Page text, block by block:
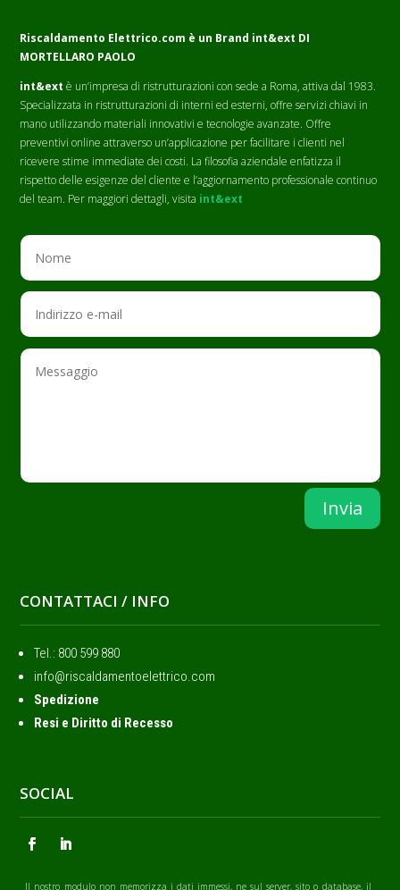
Riscaldamento Elettrico.com è un Brand int&ext DI
MORTELLARO PAOLO
int&ext è un’impresa di ristrutturazioni con sede a Roma, attiva dal 1983.
Specializzata in ristrutturazioni di interni ed esterni, offre servizi chiavi in
mano utilizzando materiali innovativi e tecnologie avanzate. Offre
preventivi online attraverso un’applicazione per facilitare i clienti nel
ricevere stime immediate dei costi. La filosofia aziendale enfatizza il
rispetto delle esigenze del cliente e l’aggiornamento professionale continuo
del team. Per maggiori dettagli, visita int&ext
Invia
CONTATTACI / INFO
Tel.: ‭800 599 880
info@riscaldamentoelettrico.com
Spedizione
Resi e Diritto di Recesso
SOCIAL
Il nostro modulo non memorizza i dati immessi, ne sul server, sito o database, il